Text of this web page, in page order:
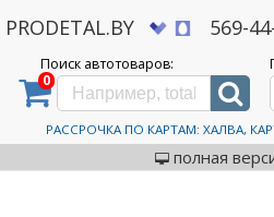
PRODETAL.BY 569-
Поиск автотоваров:
0
РАССРОЧКА ПО КАРТАМ: ХАЛВА,
полная
Дискаунтер автозапчастей PRODETAL.BY > Каталог
(HK-531) 175/70R13 82T (шипы)
Автошины KAMA ALGA (HK-
531) 175/70R13 82T (шипы)